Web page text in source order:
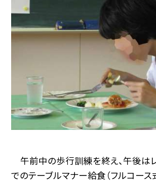
午前中の歩行訓練を終え、午後は
でのテーブルマナー給食（フルコース